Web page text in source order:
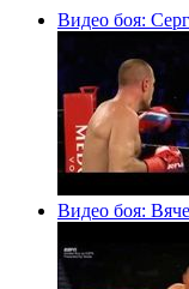
Видео боя:
Видео боя: